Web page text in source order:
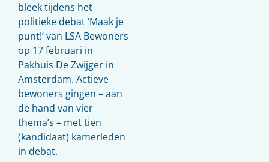
bleek tijdens het
politieke debat ‘Maak je
punt!’ van LSA Bewoners
op 17 februari in
Pakhuis De Zwijger in
Amsterdam. Actieve
bewoners gingen – aan
de hand van vier
thema’s – met tien
(kandidaat) kamerleden
in debat.